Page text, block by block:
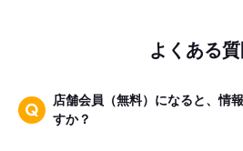
よくある質
店舗会員（無料）になると、情
すか？